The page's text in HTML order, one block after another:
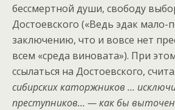
бессмертной души, свободу
Достоевского («Ведь эдак мало-
заключению, что и вовсе нет
всем «среда виновата»). При
ссылаться на Достоевского,
сибирских каторжников …
преступников… — как бы